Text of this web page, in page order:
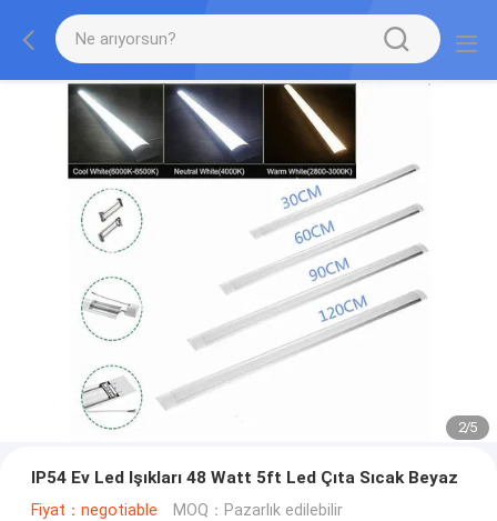
2/5
IP54 Ev Led Işıkları 48 Watt 5ft Led Çıta Sıcak Beyaz
Fiyat：negotiable MOQ：Pazarlık edilebilir